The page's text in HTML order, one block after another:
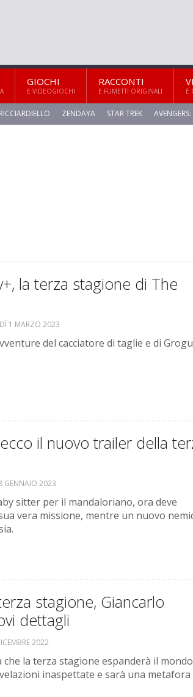
GIOCHI
E VIDEOGIOCHI
RACCONTI
E FUMETTI ORIGINALI E
ZENDAYA STAR TREK
la terza stagione di The
1 MARZO 2023
del cacciatore di taglie e di
il nuovo trailer della
GENNAIO 2023
sitter per il mandaloriano, ora deve
vera missione, mentre un nuovo
stagione, Giancarlo
dettagli
2022
la terza stagione espanderà il
inaspettate e sarà una metafora